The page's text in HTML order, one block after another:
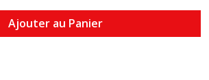
Ajouter au Panier